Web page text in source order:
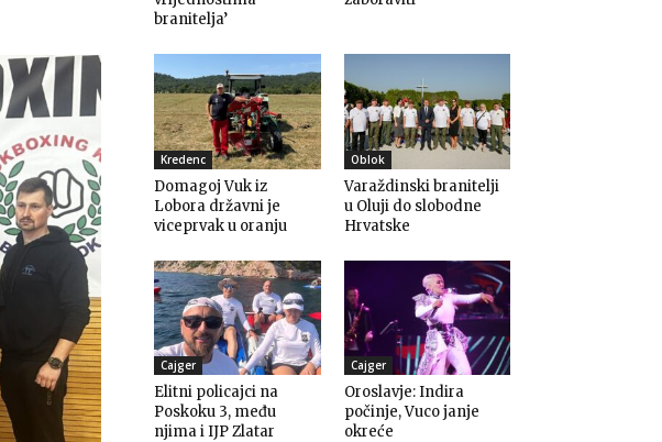
branitelja’
Kredenc
Domagoj Vuk iz
Lobora državni je
viceprvak u oranju
Oblok
Varaždinski branitelji
u Oluji do slobodne
Hrvatske
Cajger
Elitni policajci na
Poskoku 3, među
njima i IJP Zlatar
Cajger
Oroslavje: Indira
počinje, Vuco janje
okreće